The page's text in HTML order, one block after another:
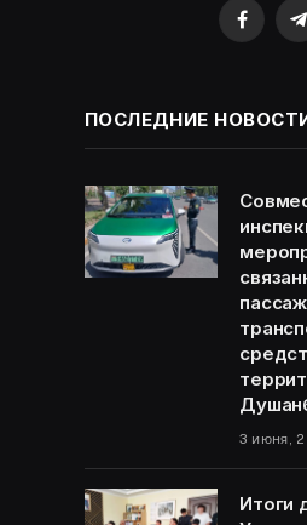
ПОСЛЕДНИЕ
3 июня,
Итоги